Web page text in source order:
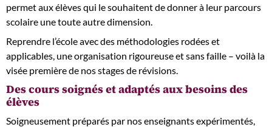
permet aux élèves qui le souhaitent de donner à leur parcours
scolaire une toute autre dimension.
Reprendre l’école avec des méthodologies rodées et
applicables, une organisation rigoureuse et sans faille – voilà la
visée première de nos stages de révisions.
Des cours soignés et adaptés aux besoins des
élèves
Soigneusement préparés par nos enseignants expérimentés,